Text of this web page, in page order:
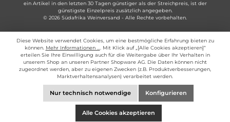
ein Artikel in den letzten 30 Tagen günstiger als der Streichpreis, ist der
günstigste Einzelpreis zusätzlich angegeben.
© 2026 Südafrika Weinversand - Alle Rechte vorbehalten.
Diese Website verwendet Cookies, um eine bestmögliche Erfahrung bieten zu
können. Mehr Informationen ...
. Mit Klick auf „[Alle Cookies akzeptieren]“
erteilen Sie Ihre Einwilligung auch für die Weitergabe über Ihr Verhalten in
unserem Shop an unseren Partner Shopware AG. Die Daten können nicht
zugeordnet werden, aber zu eigenen Zwecken (z.B. Produktverbesserungen,
Marktverhaltensanalysen) verarbeitet werden.
Nur technisch notwendige Konfigurieren
Alle Cookies akzeptieren